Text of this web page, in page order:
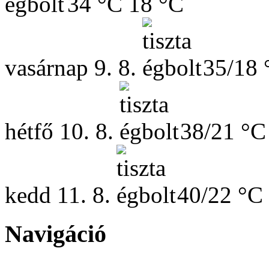
vasárnap 9. 8. 35/18
hétfő 10. 8. 38/21 °C
kedd 11. 8. 40/22 °C
Navigáció